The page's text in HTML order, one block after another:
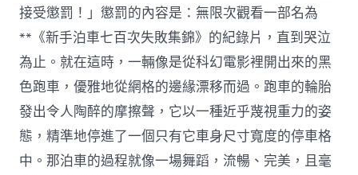
接受懲罰！」懲罰的內容是：無限次觀看一部名為
**《新手泊車七百次失敗集錦》的紀錄片，直到哭泣
為止。就在這時，一輛像是從科幻電影裡開出來的黑
色跑車，優雅地從網格的邊緣漂移而過。跑車的輪胎
發出令人陶醉的摩擦聲，它以一種近乎蔑視重力的姿
態，精準地停進了一個只有它車身尺寸寬度的停車格
中。那泊車的過程就像一場舞蹈，流暢、完美，且毫